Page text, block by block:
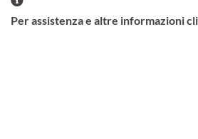
Per assistenza e altre informazioni